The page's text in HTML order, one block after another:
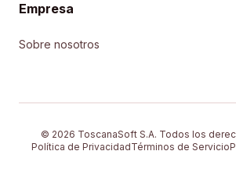
Empresa
Sobre nosotros
© 2026 ToscanaSoft S.A. Todos los
Política de PrivacidadTérminos de Servicio